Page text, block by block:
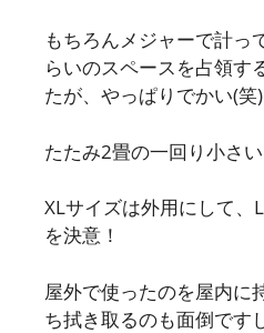
もちろんメジャーで計っ
らいのスペースを占領す
たが、やっぱりでかい(笑)
たたみ2畳の一回り小さい
XLサイズは外用にして、
を決意！
屋外で使ったのを屋内に
ち拭き取るのも面倒ですし